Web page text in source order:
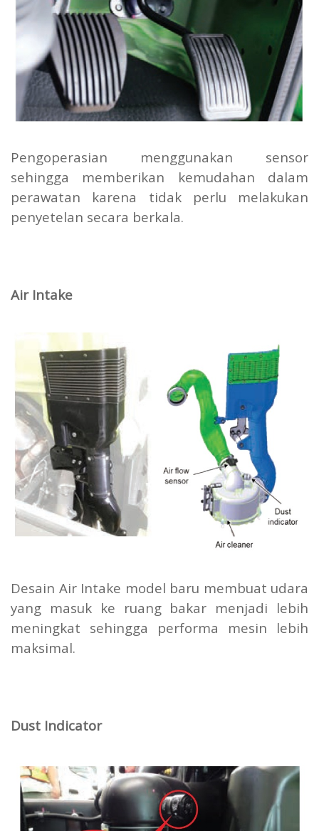
Pengoperasian menggunakan sensor
sehingga memberikan kemudahan dalam
perawatan karena tidak perlu melakukan
penyetelan secara berkala.
Air Intake
Desain Air Intake model baru membuat udara
yang masuk ke ruang bakar menjadi lebih
meningkat sehingga performa mesin lebih
maksimal.
Dust Indicator